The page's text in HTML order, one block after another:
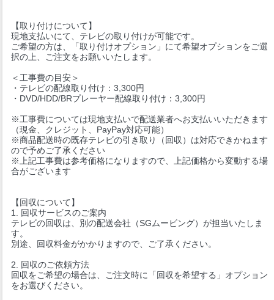
【取り付けについて】
現地支払いにて、テレビの取り付けが可能です。
ご希望の方は、「取り付けオプション」にて希望オプションをご選
択の上、ご注文をお願いいたします。
＜工事費の目安＞
・テレビの配線取り付け：3,300円
・DVD/HDD/BRプレーヤー配線取り付け：3,300円
※工事費については現地支払いで配送業者へお支払いいただきます
（現金、クレジット、PayPay対応可能）
※商品配送時の既存テレビの引き取り（回収）は対応できかねます
ので予めご了承ください
※上記工事費は参考価格になりますので、上記価格から変動する場
合がございます
【回収について】
1. 回収サービスのご案内
テレビの回収は、別の配送会社（SGムービング）が担当いたしま
す。
別途、回収料金がかかりますので、ご了承ください。
2. 回収のご依頼方法
回収をご希望の場合は、ご注文時に「回収を希望する」オプション
をお選びください。